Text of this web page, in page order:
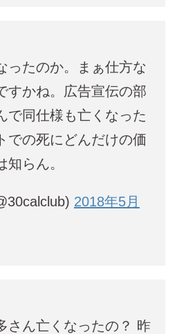
ったのか。まぁ仕方な
すかね。広告宣伝の部
で同仕様も亡くなった
での死にどんだけの価
らん。
2018年5月
さん亡くなったの？ 昨